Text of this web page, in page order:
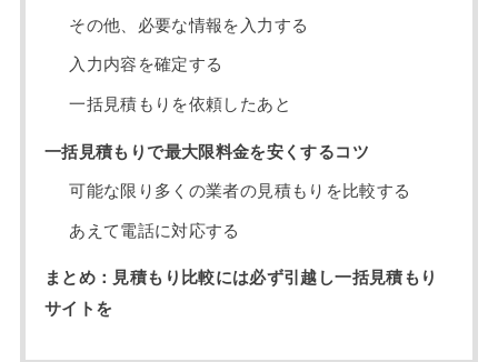
その他、必要な情報を入力する
入力内容を確定する
一括見積もりを依頼したあと
一括見積もりで最大限料金を安くするコツ
可能な限り多くの業者の見積もりを比較する
あえて電話に対応する
まとめ：見積もり比較には必ず引越し一括見積もり
サイトを